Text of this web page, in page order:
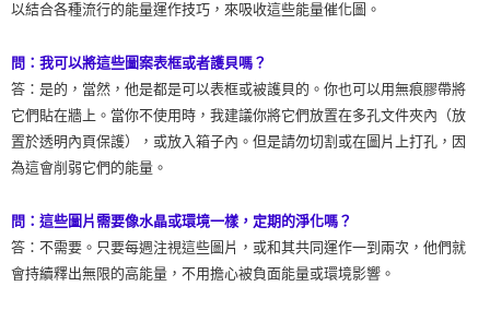
以結合各種流行的能量運作技巧，來吸收這些能量催化圖。
問：我可以將這些圖案表框或者護貝嗎？
答：是的，當然，他是都是可以表框或被護貝的。你也可以用無痕膠帶將
它們貼在牆上。當你不使用時，我建議你將它們放置在多孔文件夾內（放
置於透明內頁保護），或放入箱子內。但是請勿切割或在圖片上打孔，因
為這會削弱它們的能量。
問：這些圖片需要像水晶或環境一樣，定期的淨化嗎？
答：不需要。只要每週注視這些圖片，或和其共同運作一到兩次，他們就
會持續釋出無限的高能量，不用擔心被負面能量或環境影響。